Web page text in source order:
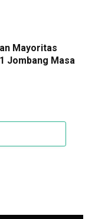
Mayoritas
Jombang Masa